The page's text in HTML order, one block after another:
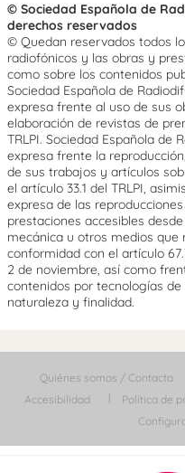
© Sociedad Española de
derechos reservados
© Quedan reservados todos
radiofónicos y las obras y
como sobre los contenidos
Sociedad Española de
expresa frente al uso de sus
elaboración de revistas de
TRLPI. Sociedad Española de
expresa frente la
de sus trabajos y artículos
el artículo 33.1 del TRLPI,
expresa de las
prestaciones accesibles
mecánica u otros medios
conformidad con el artículo
2 de noviembre, así como
contenidos por tecnologías
naturaleza y finalidad.
Quiénes somos / Contacta
Accesibilidad
Política de